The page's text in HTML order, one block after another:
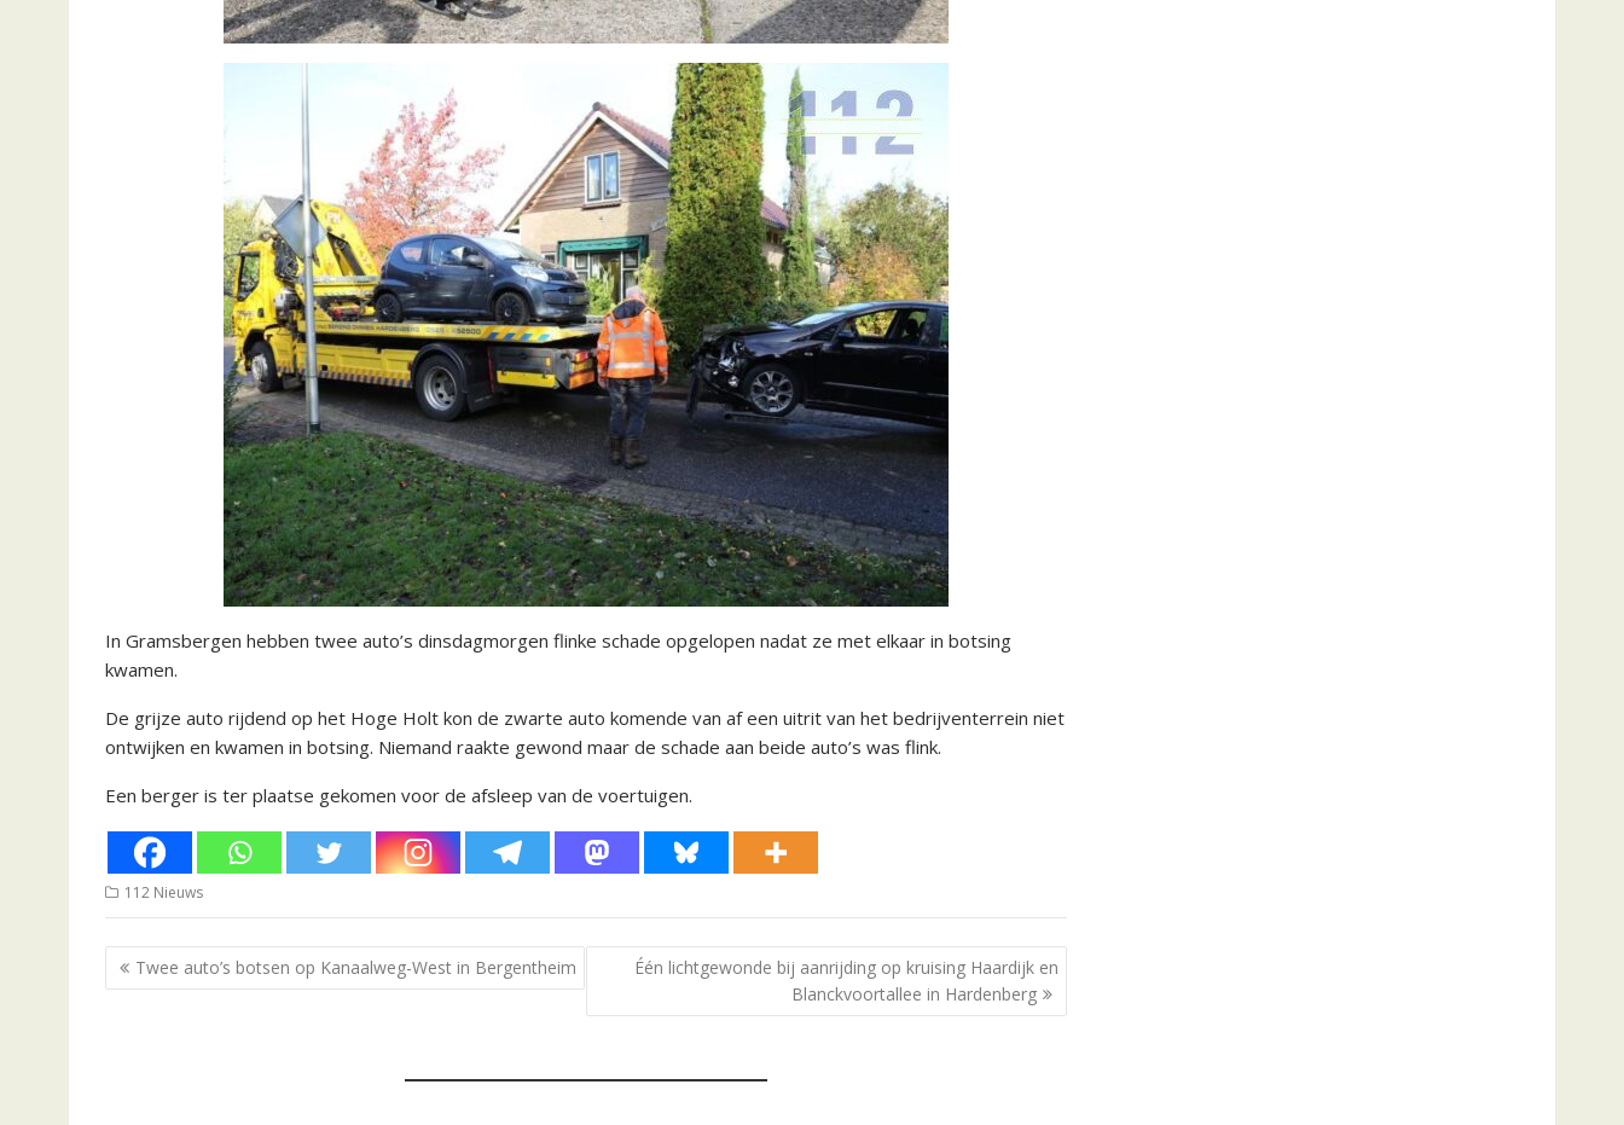
In Gramsbergen hebben twee auto’s dinsdagmorgen flinke schade opgelopen nadat ze met elkaar in botsing
kwamen.
De grijze auto rijdend op het Hoge Holt kon de zwarte auto komende van af een uitrit van het bedrijventerrein niet
ontwijken en kwamen in botsing. Niemand raakte gewond maar de schade aan beide auto’s was flink.
Een berger is ter plaatse gekomen voor de afsleep van de voertuigen.
112 Nieuws
Bericht
navigatie
Twee auto’s botsen op Kanaalweg-West in Bergentheim
Één lichtgewonde bij aanrijding op kruising Haardijk en
Blanckvoortallee in Hardenberg